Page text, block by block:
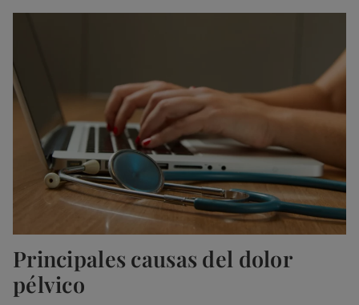
Principales causas del dolor
pélvico